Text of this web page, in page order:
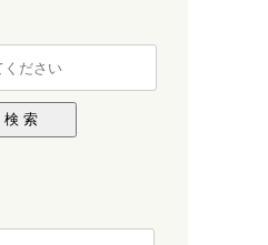
検 索